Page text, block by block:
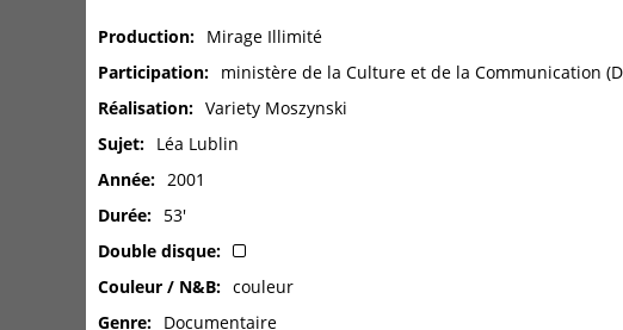
Production
Mirage Illimité
Participation
ministère de la Culture et de la Communication
Réalisation
Variety Moszynski
Sujet
Léa Lublin
Année
2001
Durée
53'
Double disque
Couleur / N&B
couleur
Genre
Documentaire